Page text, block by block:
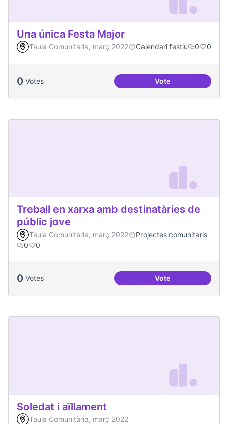
Una única Festa Major
Taula Comunitària, març 2022 Calendari festiu 0 0
0 Votes VoteUna única Festa
Treball en xarxa amb destinatàries de
públic jove
Taula Comunitària, març 2022
Projectes comunitaris
0
0
0 Votes VoteTreball en xarxa
Soledat i aïllament
Taula Comunitària, març 2022